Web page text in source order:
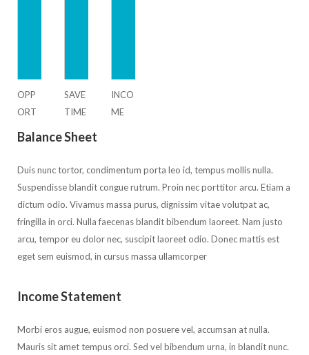
OPP
ORT
SAVE
TIME
INCO
ME
Balance Sheet
Duis nunc tortor, condimentum porta leo id, tempus mollis nulla.
Suspendisse blandit congue rutrum. Proin nec porttitor arcu. Etiam a
dictum odio. Vivamus massa purus, dignissim vitae volutpat ac,
fringilla in orci. Nulla faecenas blandit bibendum laoreet. Nam justo
arcu, tempor eu dolor nec, suscipit laoreet odio. Donec mattis est
eget sem euismod, in cursus massa ullamcorper
Income Statement
Morbi eros augue, euismod non posuere vel, accumsan at nulla.
Mauris sit amet tempus orci. Sed vel bibendum urna, in blandit nunc.